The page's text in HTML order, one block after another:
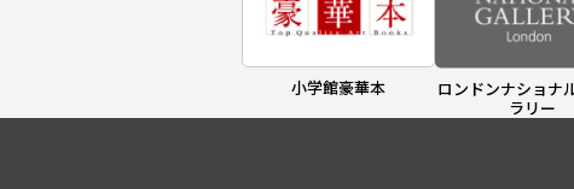
小学館豪華本
ロンドンナショナ
ラリー